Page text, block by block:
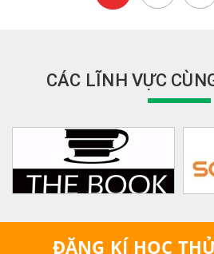
CÁC LĨNH VỰC
ĐĂNG KÍ HỌC